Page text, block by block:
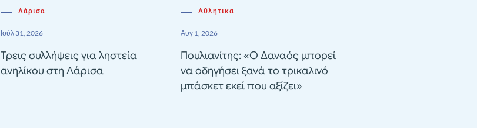
Λάρισα
Ιούλ 31, 2026
Τρεις συλλήψεις για ληστεία
ανηλίκου στη Λάρισα
Αθλητικα
Αυγ 1, 2026
Πουλιανίτης: «Ο Δαναός μπορεί
να οδηγήσει ξανά το τρικαλινό
μπάσκετ εκεί που αξίζει»